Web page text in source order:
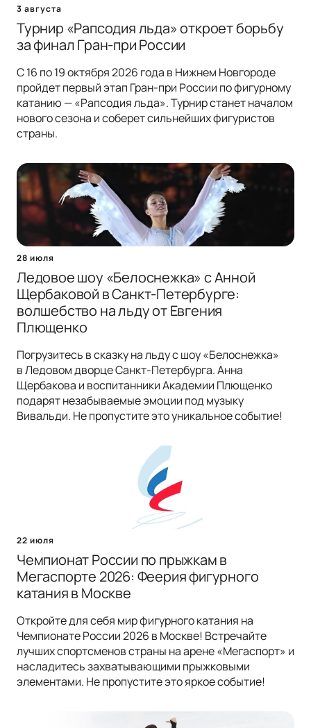
3 августа
Турнир «Рапсодия льда» откроет борьбу
за финал Гран-при России
С 16 по 19 октября 2026 года в Нижнем Новгороде
пройдет первый этап Гран-при России по фигурному
катанию — «Рапсодия льда». Турнир станет началом
нового сезона и соберет сильнейших фигуристов
страны.
28 июля
Ледовое шоу «Белоснежка» с Анной
Щербаковой в Санкт-Петербурге:
волшебство на льду от Евгения
Плющенко
Погрузитесь в сказку на льду с шоу «Белоснежка»
в Ледовом дворце Санкт-Петербурга. Анна
Щербакова и воспитанники Академии Плющенко
подарят незабываемые эмоции под музыку
Вивальди. Не пропустите это уникальное событие!
22 июля
Чемпионат России по прыжкам в
Мегаспорте 2026: Феерия фигурного
катания в Москве
Откройте для себя мир фигурного катания на
Чемпионате России 2026 в Москве! Встречайте
лучших спортсменов страны на арене «Мегаспорт» и
насладитесь захватывающими прыжковыми
элементами. Не пропустите это яркое событие!